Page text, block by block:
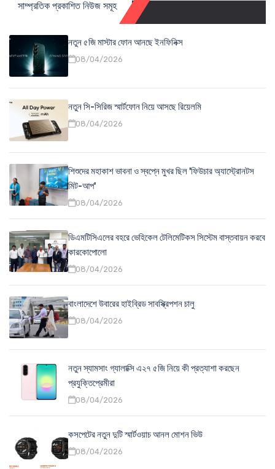
সাম্প্রতিক প্রকাশিত নিউজ সমূহ
নতুন ৫জি মাস্টার ফোন আনছে ইনফিনিক্স
08/04/2026
নতুন সি-সিরিজ স্মার্টফোন নিয়ে আসছে রিয়েলমি
08/04/2026
শিশুদের মহাকাশ ভাবনা ও স্বপ্নে মুখর ছিল 'ফিউচার অ্যাস্ট্রোনটস
মিট-আপ'
08/04/2026
ডিএমটিসিএলের বহরে ভেহিকেল টেলিমেটিকস সিস্টেম বাস্তবায়ন করবে
কারকোপোলো
08/04/2026
বাংলাদেশে উবারের হাইব্রিড সাবস্ক্রিপশন চালু
08/04/2026
নতুন স্যামসাং গ্যালাক্সি এ২৭ ৫জি নিয়ে কী প্রত্যাশা করছেন
প্রযুক্তিপ্রেমীরা
08/04/2026
কসপেটের নতুন দুটি স্মার্টওয়াচ আনল মোশন ভিউ
08/04/2026